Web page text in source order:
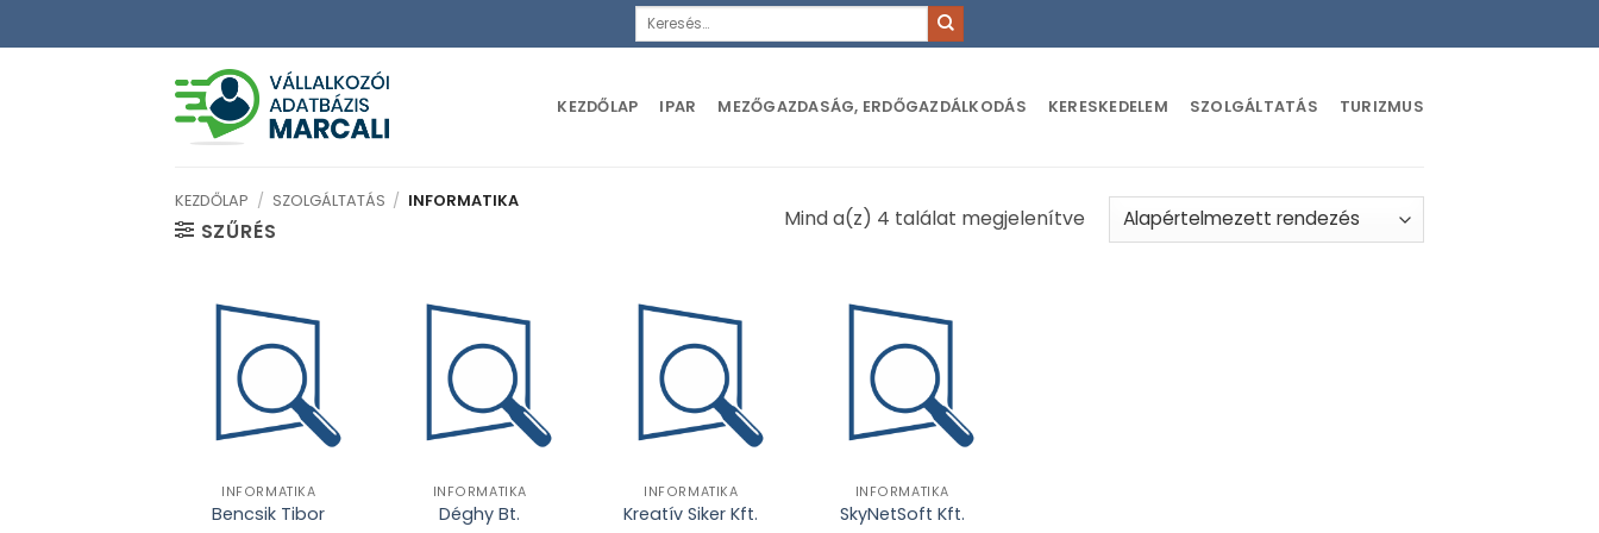
to
Keresés
KEZDŐLAP IPAR MEZŐGAZDASÁG, ERDŐGAZDÁLKODÁS KERESKEDELEM SZOLGÁLTATÁS TURIZMUS
KEZDŐLAP / SZOLGÁLTATÁS / INFORMATIKA
SZŰRÉS
Mind a(z) 4 találat megjelenítve
INFORMATIKA
Bencsik Tibor
INFORMATIKA
Déghy Bt.
INFORMATIKA
Kreatív Siker Kft.
INFORMATIKA
SkyNetSoft Kft.